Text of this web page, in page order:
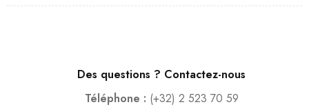
Des questions ? Contactez-nous
Téléphone : (+32) 2 523 70 59